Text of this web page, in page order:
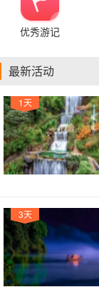
优秀游记
最新活动
1天
3天